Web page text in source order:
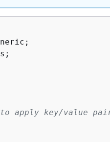
to apply key/value